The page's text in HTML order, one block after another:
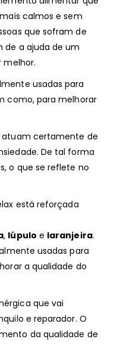
calmos e sem
que sofram de
de a ajuda de um
melhor.
usadas para
como, para melhorar
atuam certamente de
De tal forma
o que se reflete no
está reforçada
, lúpulo e laranjeira.
usadas para
a qualidade do
que vai
e reparador. O
da qualidade de